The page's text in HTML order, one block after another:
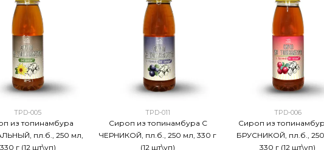
TPD-005
из топинамбура
пл.б., 250 мл,
330 г (12 шт\уп)
TPD-011
Сироп из топинамбура С
ЧЕРНИКОЙ, пл.б., 250 мл, 330 г
(12 шт\уп)
TPD-006
Сироп из
БРУСНИКОЙ, пл.б., 250
330 г (12 шт\уп)